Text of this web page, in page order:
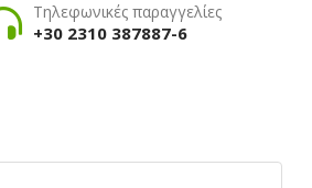
Τηλεφωνικές παραγγελίες
+30 2310 387887-6